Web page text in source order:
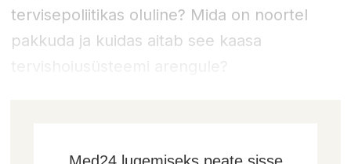
tervisepoliitikas oluline? Mida on noortel
pakkuda ja kuidas aitab see kaasa